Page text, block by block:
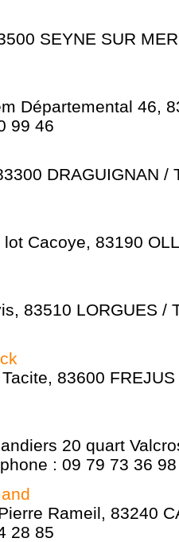
SEYNE SUR
Départemental 46,
99 46
DRAGUIGNAN /
Cacoye, 83190
83510 LORGUES /
83600
20 quart
: 09 79 73 36 98
Rameil, 83240
28 85